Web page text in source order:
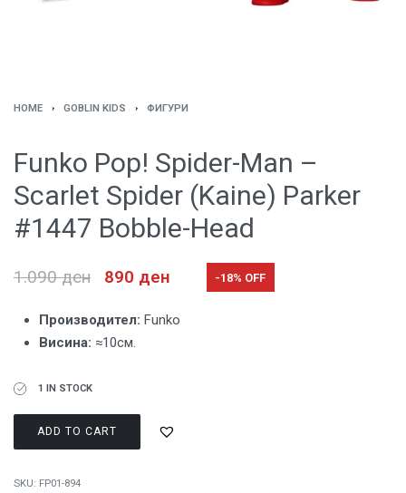
HOME › GOBLIN KIDS › ФИГУРИ
Funko Pop! Spider-Man –
Scarlet Spider (Kaine) Parker
#1447 Bobble-Head
1.090ден 890 ден -18% OFF
Производител: Funko
Висина: ≈10см.
1 IN STOCK
ADD TO CART
SKU: FP01-894